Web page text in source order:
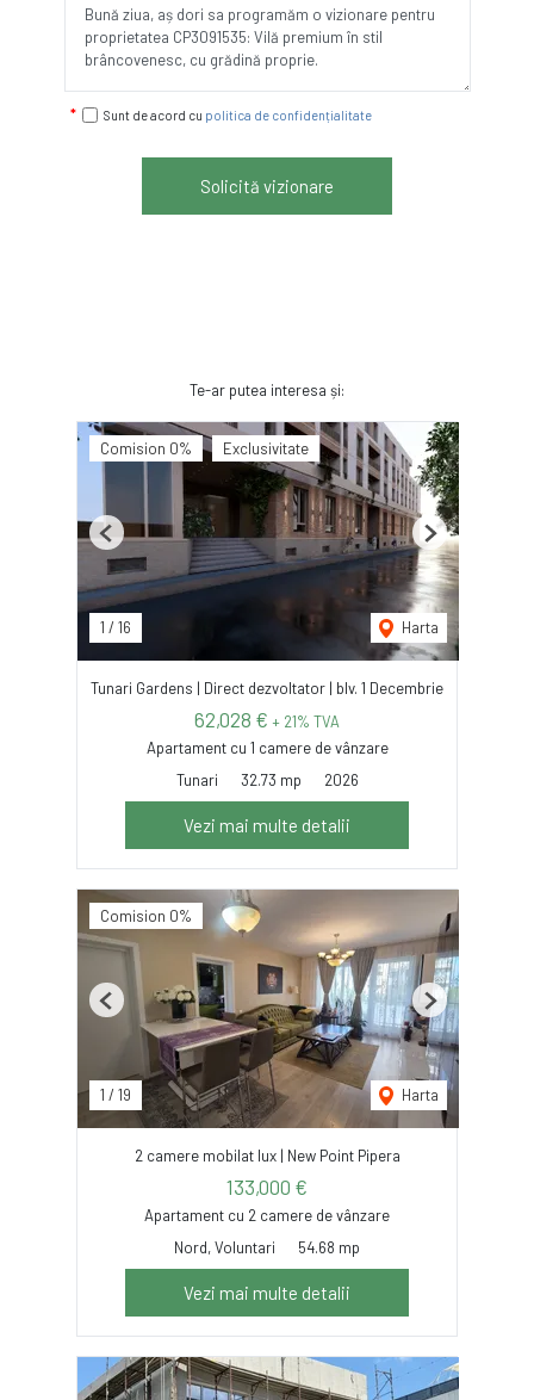
Sunt de acord cu politica de confidențialitate
Solicită vizionare
Te-ar putea interesa și:
Comision 0% Exclusivitate
1 / 16 Harta
Previous Next
Tunari Gardens | Direct dezvoltator | blv. 1 Decembrie
62,028 € + 21% TVA
Apartament cu 1 camere de vânzare
Tunari
32.73 mp 2026
Vezi mai multe detalii
Comision 0%
1 / 19 Harta
Previous Next
2 camere mobilat lux | New Point Pipera
133,000 €
Apartament cu 2 camere de vânzare
Nord, Voluntari
54.68 mp
Vezi mai multe detalii